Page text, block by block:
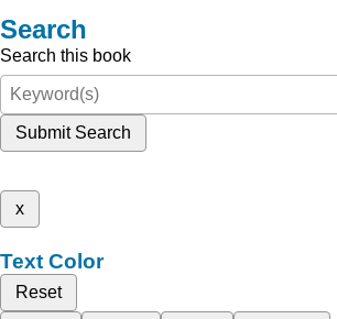
Search
Search this book
Submit Search
x
Text Color
Reset